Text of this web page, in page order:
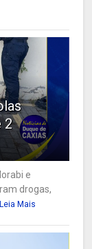
2
e
drogas,
Leia Mais